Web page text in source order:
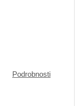
Podrobnosti